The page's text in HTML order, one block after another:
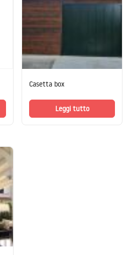
Casetta box
Leggi tutto